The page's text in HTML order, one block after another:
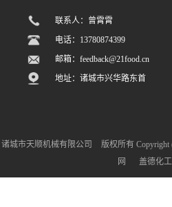
联系人：曾霄霄
电话：13780874399
邮箱：feedback@21food.cn
地址：诸城市兴华路东首
诸城市天顺机械有限公司 版权所有
网
盖德化